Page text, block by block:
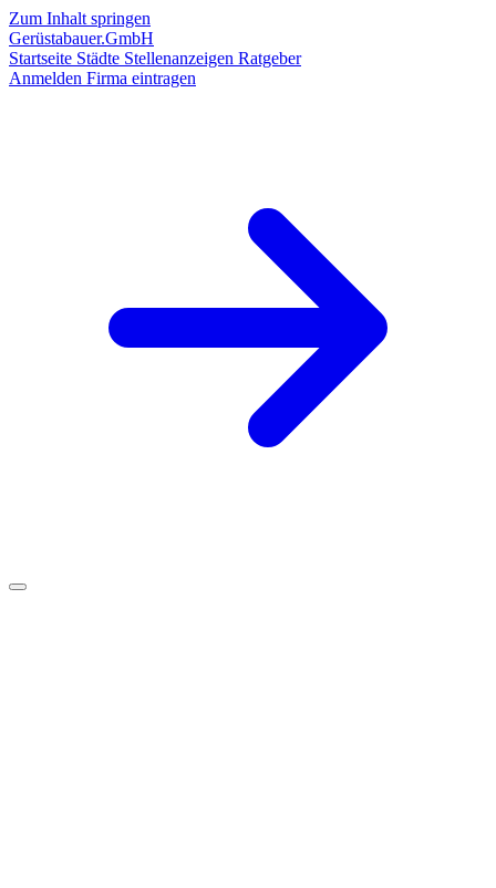
Zum Inhalt springen
Gerüstabauer.GmbH
Startseite Städte Stellenanzeigen Ratgeber
Anmelden Firma eintragen